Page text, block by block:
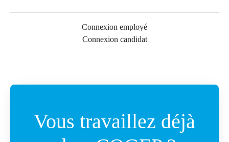
Connexion employé
Connexion candidat
Vous travaillez déjà